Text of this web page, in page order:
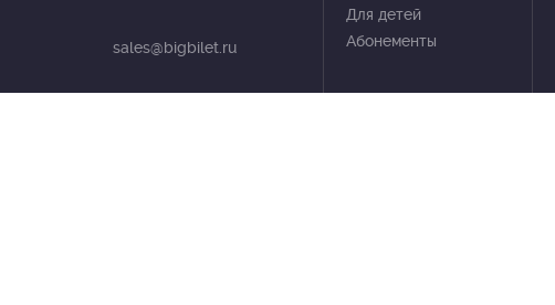
sales@bigbilet.ru
Для детей
Абонементы